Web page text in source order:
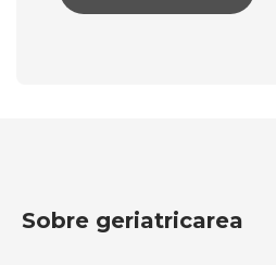
Sobre geriatricarea